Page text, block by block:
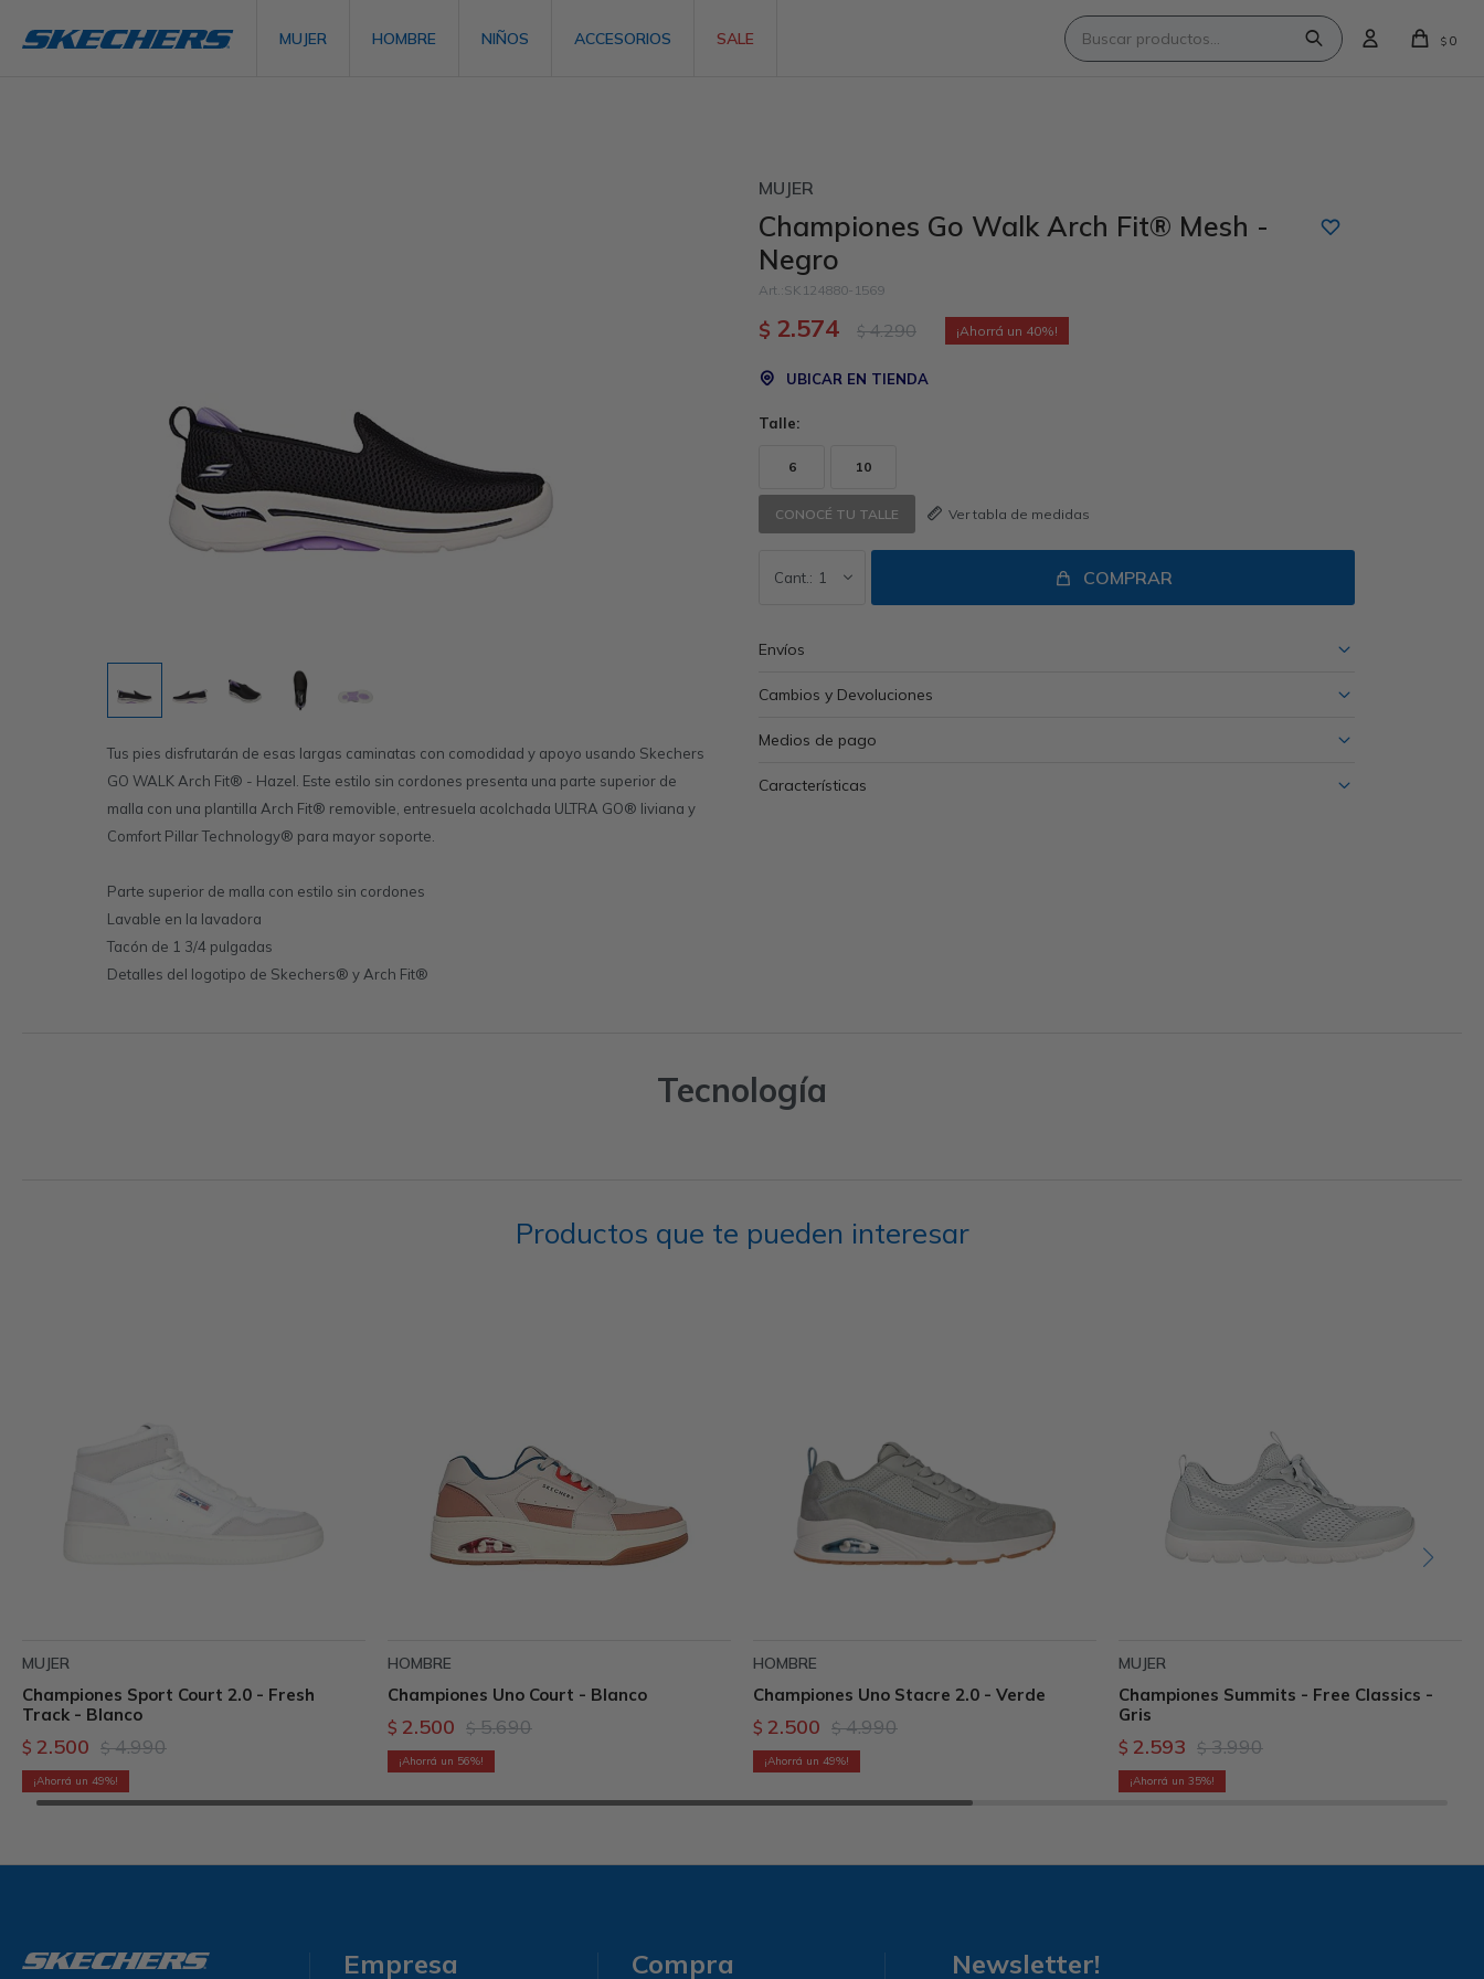
MUJER HOMBRE NIÑOS ACCESORIOS SALE $ 0
Tus pies disfrutarán de esas largas caminatas con comodidad y apoyo usando Skechers
GO WALK Arch Fit® - Hazel. Este estilo sin cordones presenta una parte superior de
malla con una plantilla Arch Fit® removible, entresuela acolchada ULTRA GO® liviana y
Comfort Pillar Technology® para mayor soporte.
Parte superior de malla con estilo sin cordones
Lavable en la lavadora
Tacón de 1 3/4 pulgadas
Detalles del logotipo de Skechers® y Arch Fit®
MUJER
Championes Go Walk Arch Fit® Mesh -
Negro
SK124880-1569
$ 2.574 $4.290 40
UBICAR EN TIENDA
Talle:
6 10
CONOCÉ TU TALLE Ver tabla de medidas
1 COMPRAR
Envíos
Cambios y Devoluciones
Medios de pago
Características
Tecnología
Productos que te pueden interesar
MUJER
Championes Sport Court 2.0 - Fresh
Track - Blanco
$ 2.500 $ 4.990
49
HOMBRE
Championes Uno Court - Blanco
$ 2.500 $ 5.690
56
HOMBRE
Championes Uno Stacre 2.0 - Verde
$ 2.500 $ 4.990
49
MUJER
Championes Summits - Free Classics -
Gris
$ 2.593 $ 3.990
35
Empresa Compra Newsletter!